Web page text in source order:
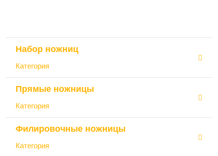
Набор ножниц
Категория
Прямые ножницы
Категория
Филировочные ножницы
Категория